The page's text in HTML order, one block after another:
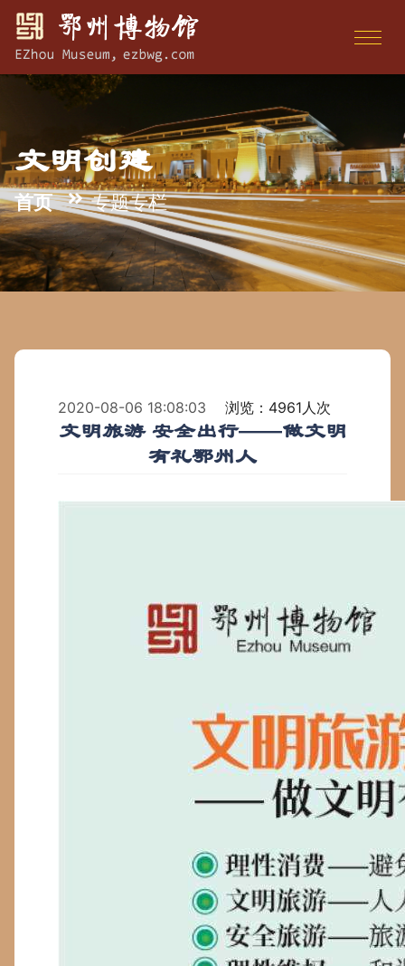
文明创建
首页 专题专栏
2020-08-06 18:08:03 浏览：4961人次
文明旅游 安全出行——做文明
有礼鄂州人